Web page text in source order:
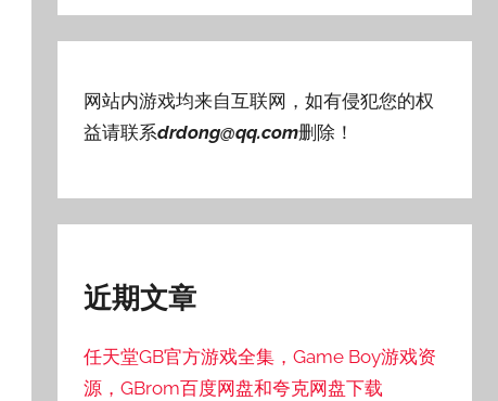
网站内游戏均来自互联网，如有侵犯您的权
益请联系drdong@qq.com删除！
近期文章
任天堂GB官方游戏全集，Game Boy游戏资
源，GBrom百度网盘和夸克网盘下载